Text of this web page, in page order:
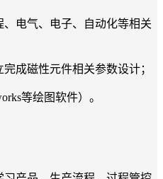
电气、电子、自动化等相关
成磁性元件相关参数设计；
等绘图软件）。